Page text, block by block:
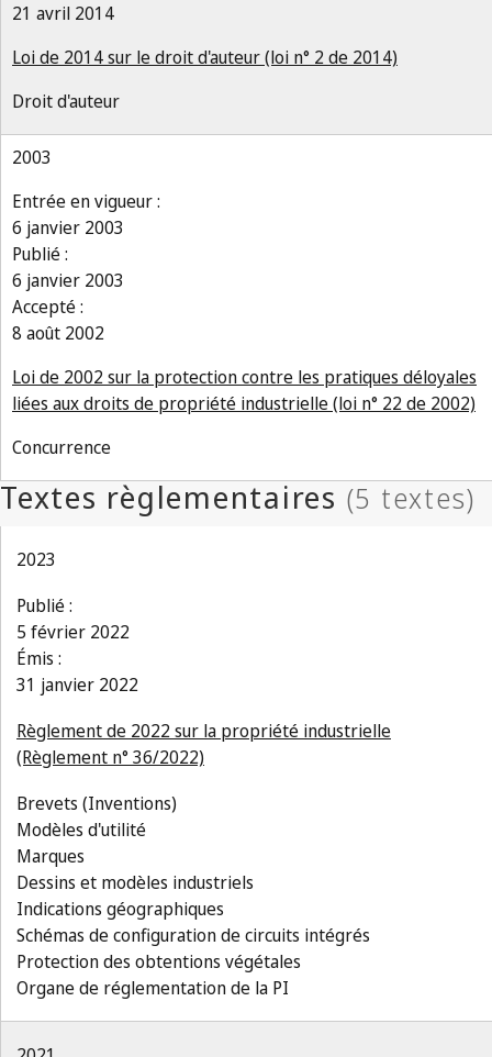
21 avril 2014
Loi de 2014 sur le droit d'auteur (loi n° 2 de 2014)
Droit d'auteur
2003
Entrée en vigueur :
6 janvier 2003
Publié :
6 janvier 2003
Accepté :
8 août 2002
Loi de 2002 sur la protection contre les pratiques déloyales
liées aux droits de propriété industrielle (loi n° 22 de 2002)
Concurrence
2023
Publié :
5 février 2022
Émis :
31 janvier 2022
Règlement de 2022 sur la propriété industrielle
(Règlement n° 36/2022)
Brevets (Inventions)
Modèles d'utilité
Marques
Dessins et modèles industriels
Indications géographiques
Schémas de configuration de circuits intégrés
Protection des obtentions végétales
Organe de réglementation de la PI